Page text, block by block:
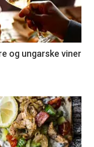
og ungarske viner